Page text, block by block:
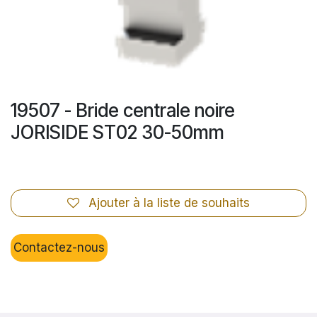
19507 - Bride centrale noire
JORISIDE ST02 30-50mm
Ajouter à la liste de souhaits
Contactez-nous